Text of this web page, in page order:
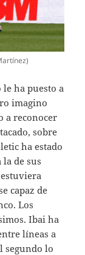
ha puesto a
imagino
a reconocer
sobre
ha estado
de sus
capaz de
Los
Ibai ha
líneas a
segundo lo